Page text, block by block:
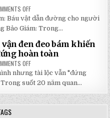
LỰA
HOÀN
HẢO
CHO
HÀNG
CỦA
BẠN
OFF
5
BÀI
HỌC
XƯƠNG
MÁU
TỪ
SÁCH
THỌ
BẢO
GIÁM
GIÚP
THAY
ĐỔI
HOÀN
TOÀN
Báu vật dẫn đường cho người
Bảo Giám: Trong...
đen đeo bám khiến
hoàn toàn
OFF
NGUYÊN
NHÂN
VẬN
ĐEN
ĐEO
BÁM
nhưng tài lộc vẫn "đứng
suốt 20 năm quan...